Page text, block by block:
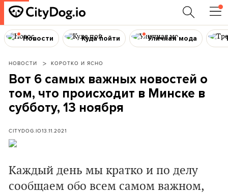
Новости Куда пойти Уличная мода
НОВОСТИ КОРОТКО И ЯСНО
Вот 6 самых важных новостей о
том, что происходит в Минске в
субботу, 13 ноября
CITYDOG.IO13.11.2021
Каждый день мы кратко и по делу
сообщаем обо всем самом важном,